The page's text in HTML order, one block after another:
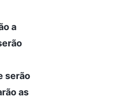
a
serão
as